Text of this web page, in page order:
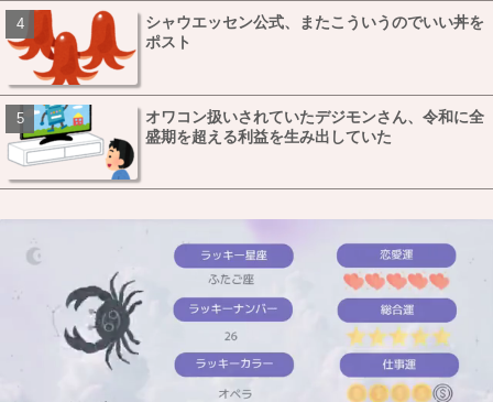
シャウエッセン公式、またこういうのでいい丼を
ポスト
オワコン扱いされていたデジモンさん、令和に全
盛期を超える利益を生み出していた